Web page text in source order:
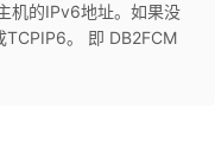
机的IPv6地址。如果没
。 即 DB2FCM